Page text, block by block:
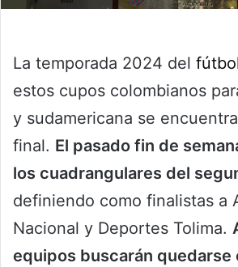
La temporada 2024 del
estos cupos colombianos
y sudamericana se
final. El pasado fin de
los cuadrangulares del
definiendo como finalistas a
Nacional y Deportes Tolima.
equipos buscarán quedarse